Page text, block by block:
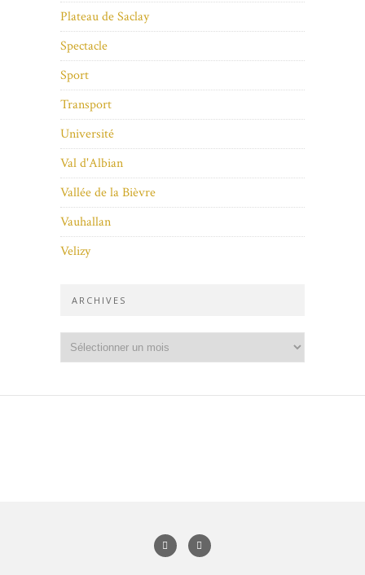
Plateau de Saclay
Spectacle
Sport
Transport
Université
Val d'Albian
Vallée de la Bièvre
Vauhallan
Velizy
ARCHIVES